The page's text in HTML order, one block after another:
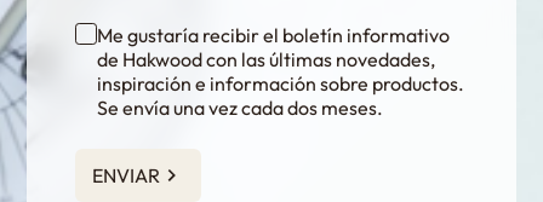
Me gustaría recibir el boletín informativo
de Hakwood con las últimas novedades,
inspiración e información sobre productos.
Se envía una vez cada dos meses.
ENVIAR